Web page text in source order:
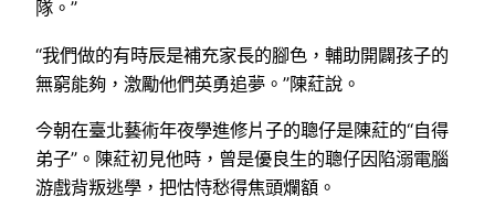
隊。”
“我們做的有時辰是補充家長的腳色，輔助開闢孩子的
無窮能夠，激勵他們英勇追夢。”陳葒說。
今朝在臺北藝術年夜學進修片子的聰仔是陳葒的“自得
弟子”。陳葒初見他時，曾是優良生的聰仔因陷溺電腦
游戲背叛逃學，把怙恃愁得焦頭爛額。